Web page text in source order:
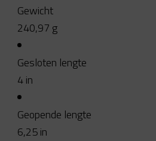
Gewicht
240,97 g
Gesloten lengte
4in
Geopende lengte
6,25in